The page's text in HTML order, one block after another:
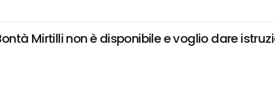
Mirtilli non è disponibile e voglio dare